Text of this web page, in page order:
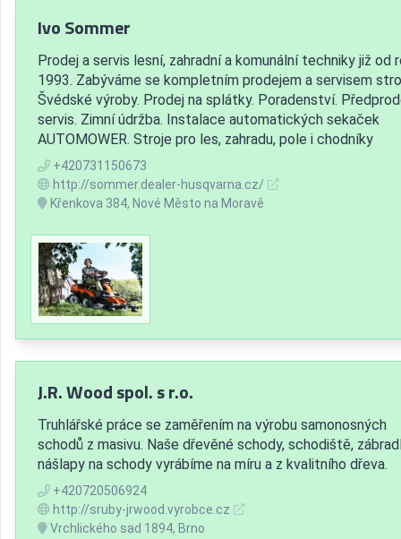
Ivo Sommer
Prodej a servis lesní, zahradní a komunální techniky již od
1993. Zabýváme se kompletním prodejem a servisem
Švédské výroby. Prodej na splátky. Poradenství.
servis. Zimní údržba. Instalace automatických sekaček
AUTOMOWER. Stroje pro les, zahradu, pole i chodníky
+420731150673
http://sommer.dealer-husqvarna.cz/
Křenkova 384, Nové Město na Moravě
J.R. Wood spol. s r.o.
Truhlářské práce se zaměřením na výrobu samonosných
schodů z masivu. Naše dřevěné schody, schodiště,
nášlapy na schody vyrábíme na míru a z kvalitního dřeva.
+420720506924
http://sruby-jrwood.vyrobce.cz
Vrchlického sad 1894, Brno